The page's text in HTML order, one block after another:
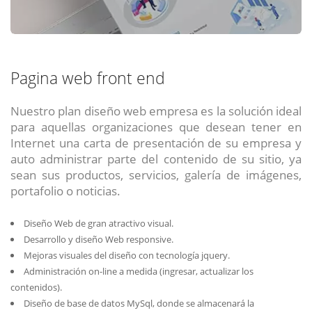
Pagina web front end
Nuestro plan diseño web empresa es la solución ideal
para aquellas organizaciones que desean tener en
Internet una carta de presentación de su empresa y
auto administrar parte del contenido de su sitio, ya
sean sus productos, servicios, galería de imágenes,
portafolio o noticias.
Diseño Web de gran atractivo visual.
Desarrollo y diseño Web responsive.
Mejoras visuales del diseño con tecnología jquery.
Administración on-line a medida (ingresar, actualizar los
contenidos).
Diseño de base de datos MySql, donde se almacenará la